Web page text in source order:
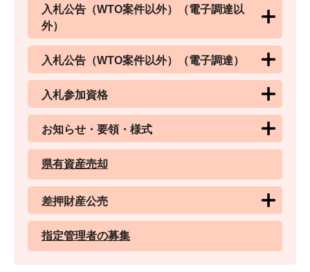
入札公告（WTO案件以外）（電子調達以
外）
入札公告（WTO案件以外）（電子調達）
入札参加資格
お知らせ・要領・様式
県有資産売却
差押財産公売
指定管理者の募集